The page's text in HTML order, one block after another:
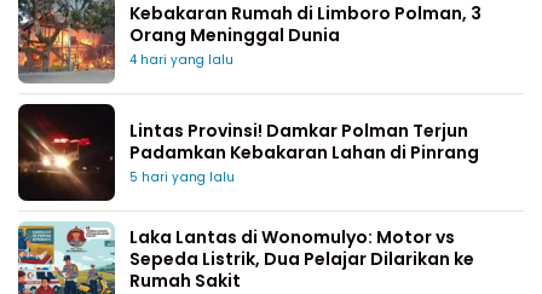
Kebakaran Rumah di Limboro Polman, 3
Orang Meninggal Dunia
4 hari yang lalu
Lintas Provinsi! Damkar Polman Terjun
Padamkan Kebakaran Lahan di Pinrang
5 hari yang lalu
Laka Lantas di Wonomulyo: Motor vs
Sepeda Listrik, Dua Pelajar Dilarikan ke
Rumah Sakit